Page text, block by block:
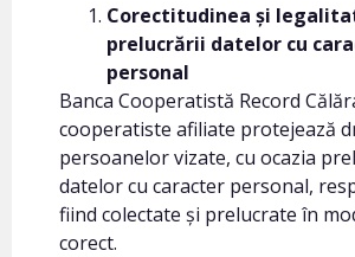
Corectitudinea și
prelucrării datelor cu
personal
Banca Cooperatistă Record
cooperatiste afiliate protejează
persoanelor vizate, cu ocazia
datelor cu caracter personal,
fiind colectate și prelucrate în
corect.